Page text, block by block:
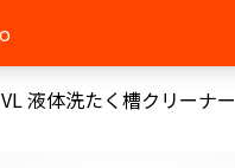
VL 液体洗たく槽クリーナー